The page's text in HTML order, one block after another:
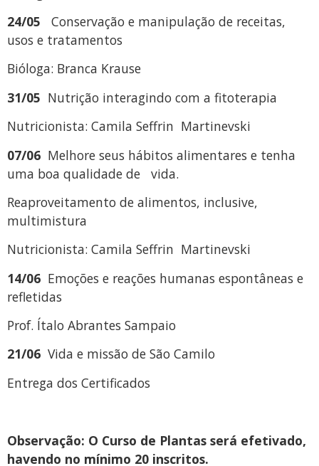
24/05 Conservação e manipulação de receitas,
usos e tratamentos
Bióloga: Branca Krause
31/05 Nutrição interagindo com a fitoterapia
Nutricionista: Camila Seffrin Martinevski
07/06 Melhore seus hábitos alimentares e tenha
uma boa qualidade de vida.
Reaproveitamento de alimentos, inclusive,
multimistura
Nutricionista: Camila Seffrin Martinevski
14/06 Emoções e reações humanas espontâneas e
refletidas
Prof. Ítalo Abrantes Sampaio
21/06 Vida e missão de São Camilo
Entrega dos Certificados
Observação: O Curso de Plantas será efetivado,
havendo no mínimo 20 inscritos.